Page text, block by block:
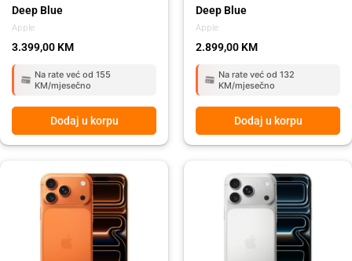
Apple
Deep Blue
3.399,00 KM
Na rate već od 155
KM/mjesečno
Dodaj u korpu
Apple
Deep Blue
2.899,00 KM
Na rate već od 132
KM/mjesečno
Dodaj u korpu